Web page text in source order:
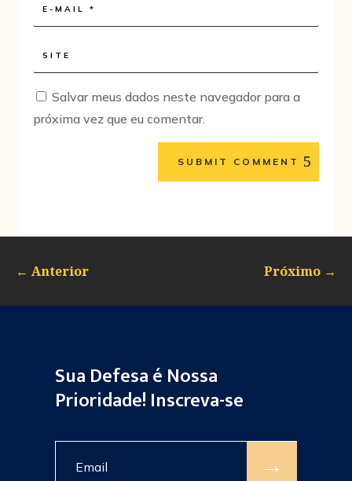
Salvar meus dados neste navegador para a
próxima vez que eu comentar.
SUBMIT COMMENT
← Anterior Próximo →
Sua Defesa é Nossa
Prioridade! Inscreva-se
→